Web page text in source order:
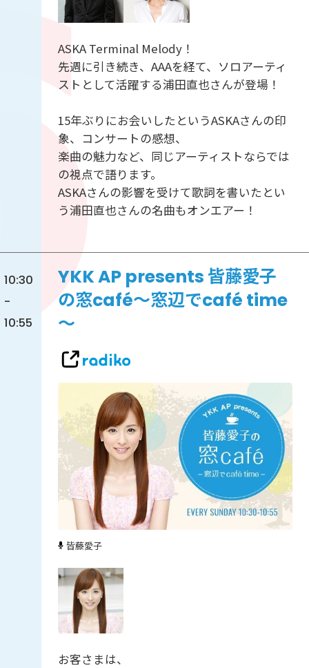
ASKA Terminal Melody！
先週に引き続き、AAAを経て、ソロアーティ
ストとして活躍する浦田直也さんが登場！
15年ぶりにお会いしたというASKAさんの印
象、コンサートの感想、
楽曲の魅力など、同じアーティストならでは
の視点で語ります。
ASKAさんの影響を受けて歌詞を書いたとい
う浦田直也さんの名曲もオンエアー！
10:30
-
10:55
YKK AP presents 皆藤愛子
の窓café～窓辺でcafé time
～
皆藤愛子
お客さまは、